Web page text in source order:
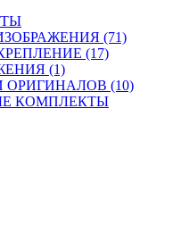
(71)
(17)
(1)
(10)
КОМПЛЕКТЫ